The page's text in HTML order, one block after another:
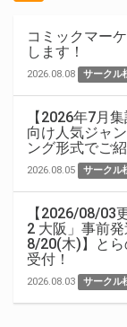
コミックマー
します！
2026.08.08 サークル
【2026年7月
向け人気ジャ
ング形式でご紹
2026.08.05 サークル
【2026/08/03
2 大阪」事前
8/20(木)】と
受付！
2026.08.03 サークル